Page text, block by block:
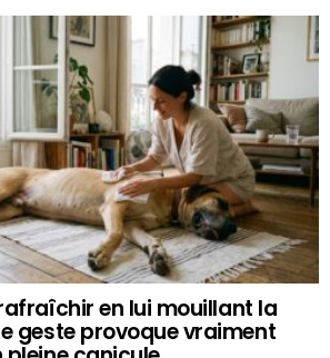
en lui mouillant la
geste provoque vraiment